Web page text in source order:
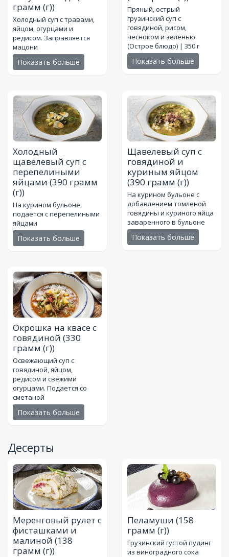
грамм (г))
Холодный суп с травами,
яйцом, огурцами и
редисом. Заправляется
мацони
Показать больше
Пряный, острый
грузинский суп с
говядиной, рисом,
чесноком и зеленью.
(Острое блюдо) | 350 г
Показать больше
Холодный
щавелевый суп с
перепелиными
яйцами (390 грамм
(г))
На курином бульоне,
подается с перепелиными
яйцами
Показать больше
Щавелевый суп с
говядиной и
куриным яйцом
(390 грамм (г))
На курином бульоне с
добавлением томленой
говядины и куриного яйца
заваренного в бульоне
Показать больше
Окрошка на квасе с
говядиной (330
грамм (г))
Освежающий суп с
говядиной, яйцом,
редисом и свежими
огурцами. Подается со
сметаной
Показать больше
Десерты
Меренговый рулет с
фисташками и
малиной (138
грамм (г))
Пеламуши (158
грамм (г))
Грузинский густой пудинг
из виноградного сока